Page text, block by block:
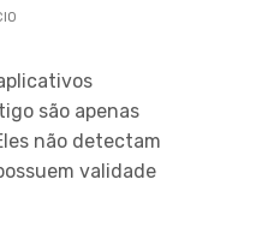
são apenas
não detectam
validade